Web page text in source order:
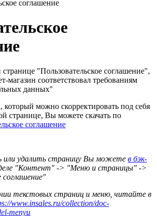
соглашение
странице "Пользовательское соглашение",
магазин соответствовал требованиям
данных"
можно скорректировать под себя
странице, Вы можете скачать по
соглашение
удалить страницу Вы можете в бэк-
"Контент" -> "Меню и страницы" ->
соглашение"
текстовых страниц и меню, читайте в
www.insales.ru/collection/doc-
menyu